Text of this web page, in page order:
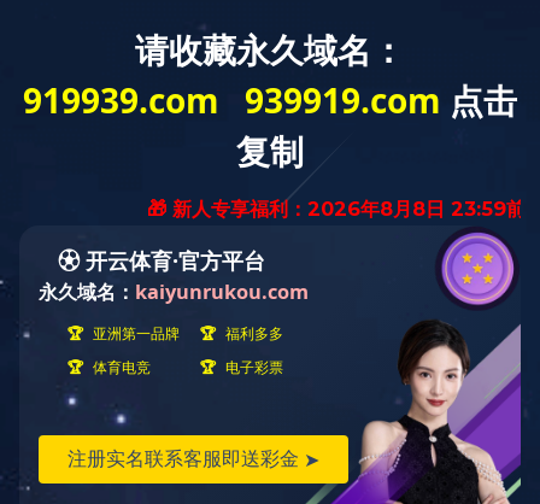
首页 九游 企业业绩 九游体育（中 企业文化